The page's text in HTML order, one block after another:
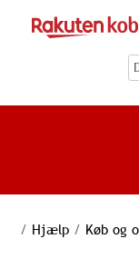
/ Hjælp / Køb og